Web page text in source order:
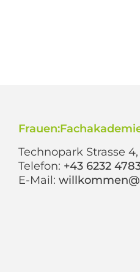
Technopark Strasse
Telefon: +43 6232
E-Mail: